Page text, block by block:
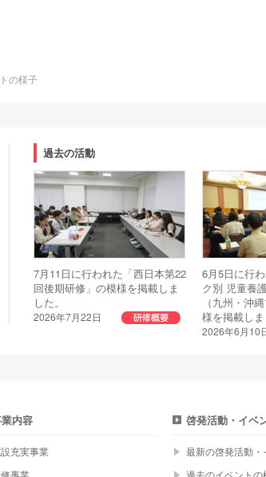
の様子
過去の活動
7月11日に行われた「西日本第22
回後期研修」の模様を掲載しま
した。
2026年7月22日
6月5日に行
ク別 児童養
（九州・沖
様を掲載しま
2026年6月10
内容
充実事業
事業
啓発活動・イベ
最新の啓発活動・
過去のイベントの